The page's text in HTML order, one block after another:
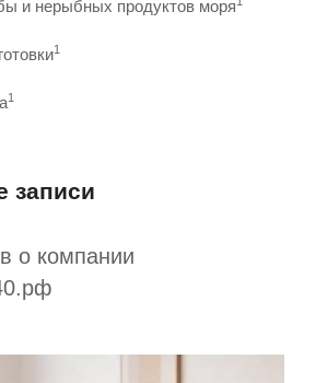
и нерыбных продуктов моря
1
1
записи
о компании